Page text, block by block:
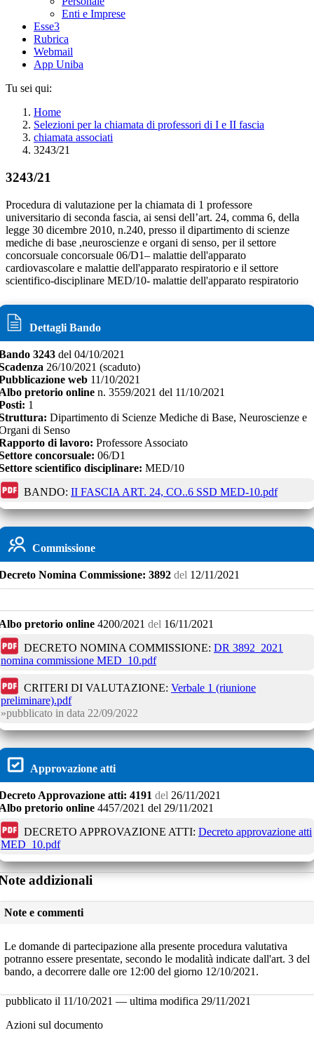
Enti e Imprese
Esse3
Rubrica
Webmail
App Uniba
Tu sei qui:
Home
Selezioni per la chiamata di professori di I e II fascia
chiamata associati
3243/21
3243/21
Procedura di valutazione per la chiamata di 1 professore
universitario di seconda fascia, ai sensi dell’art. 24, comma 6, della
legge 30 dicembre 2010, n.240, presso il dipartimento di scienze
mediche di base ,neuroscienze e organi di senso, per il settore
concorsuale concorsuale 06/D1– malattie dell'apparato
cardiovascolare e malattie dell'apparato respiratorio e il settore
scientifico-disciplinare MED/10- malattie dell'apparato respiratorio
Dettagli Bando
3243 del 04/10/2021
26/10/2021 (scaduto)
web 11/10/2021
pretorio online n. 3559/2021 del 11/10/2021
1
Dipartimento di Scienze Mediche di Base, Neuroscienze e
di Senso
di lavoro: Professore Associato
concorsuale: 06/D1
scientifico disciplinare: MED/10
BANDO: II FASCIA ART. 24, CO..6 SSD MED-10.pdf
Commissione
Nomina Commissione: 3892 del 12/11/2021
pretorio online 4200/2021 del 16/11/2021
DECRETO NOMINA COMMISSIONE: DR 3892_2021
nomina commissione MED_10.pdf
CRITERI DI VALUTAZIONE: Verbale 1 (riunione
preliminare).pdf
pubblicato in data 22/09/2022
Approvazione atti
Approvazione atti: 4191 del 26/11/2021
pretorio online 4457/2021 del 29/11/2021
DECRETO APPROVAZIONE ATTI: Decreto approvazione atti
MED_10.pdf
addizionali
Note e commenti
Le domande di partecipazione alla presente procedura valutativa
potranno essere presentate, secondo le modalità indicate dall'art. 3 del
bando, a decorrere dalle ore 12:00 del giorno 12/10/2021.
pubblicato il 11/10/2021 — ultima modifica 29/11/2021
Azioni sul documento